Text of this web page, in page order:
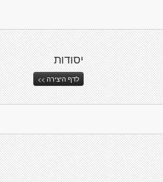
יסודות
לדף היצירה >>